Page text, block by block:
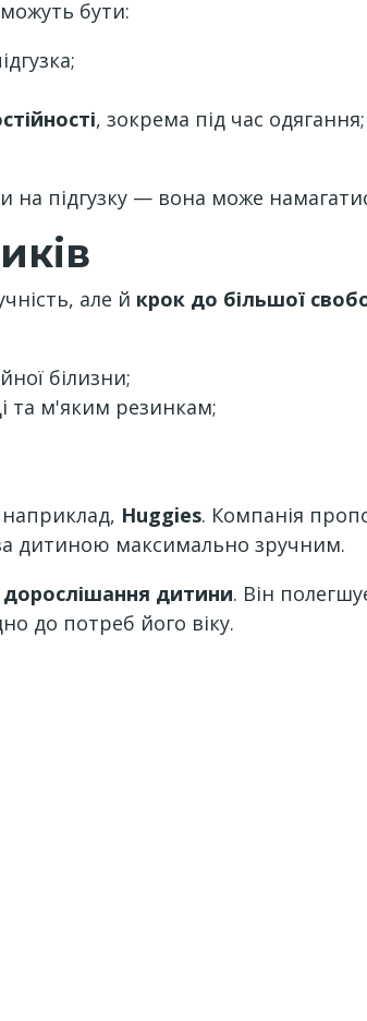
бути:
, зокрема під час одягання;
підгузку — вона може
але й крок до більшої
білизни;
та м'яким резинкам;
Huggies. Компанія
дитиною максимально зручним.
дитини. Він
до потреб його віку.